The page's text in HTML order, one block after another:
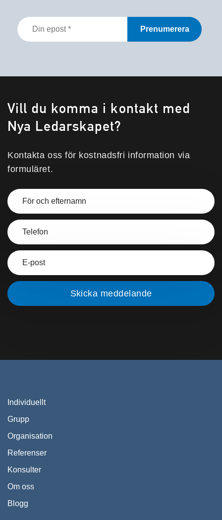
Din
epost
Vill du komma i kontakt med
Nya Ledarskapet?
Kontakta oss för kostnadsfri information via
formuläret.
Individuellt
Grupp
Organisation
Referenser
Konsulter
Om oss
Blogg